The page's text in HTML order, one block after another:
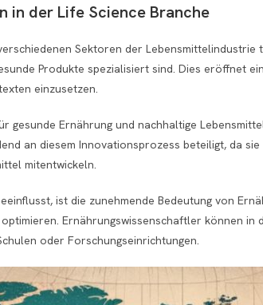
in der Life Science Branche
Sektoren der
Produkte spezialisiert sind. Dies eröffnet
einzusetzen.
gesunde Ernährung und nachhaltige
an diesem Innovationsprozess beteiligt, da
mitentwickeln.
ist die zunehmende Bedeutung von
Ernährungswissenschaftler können
oder Forschungseinrichtungen.